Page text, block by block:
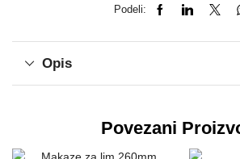
Podeli:
Opis
Povezani